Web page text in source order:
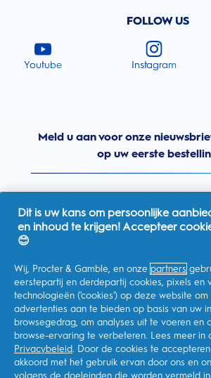
FOLLOW US
Youtube Instagram
Meld u aan voor onze
op uw eerste
Ik geef toestemming voor het
gepersonaliseerde communicatie met
aanbiedingen, nieuws en andere
Oral-B en andere
P&G-merken
kan me op elk moment
Procter & Gamble, als
persoonlijke gegevens verwerken zodat u
registreren en de interactie kunt aangaan
Dit is uw kans om persoonlijke
en inhoud te krijgen! Accepteer
😊
Wij, Procter & Gamble, en onze partners
eerstepartij en derdepartij cookies, pixels en
technologieën ('cookies') op deze website om
advertenties aan te bieden op basis van uw
browsegedrag, om analyses uit te voeren en
browse-ervaring te verbeteren. Lees meer in
Privacybeleid. Door de cookies te
akkoord met het gebruik ervan door ons en
volgens de doeleinden die worden vermeld